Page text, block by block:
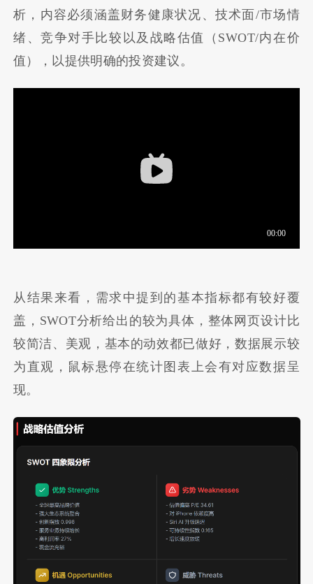
析，内容必须涵盖财务健康状况、技术面/市场情
绪、竞争对手比较以及战略估值（SWOT/内在价
值），以提供明确的投资建议。
从结果来看，需求中提到的基本指标都有较好覆
盖，SWOT分析给出的较为具体，整体网页设计比
较简洁、美观，基本的动效都已做好，数据展示较
为直观，鼠标悬停在统计图表上会有对应数据呈
现。